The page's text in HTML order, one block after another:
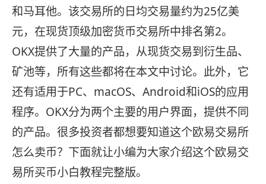
和马耳他。该交易所的日均交易量约为25亿美
元，在现货顶级加密货币交易所中排名第2。
OKX提供了大量的产品，从现货交易到衍生品、
矿池等，所有这些都将在本文中讨论。此外，它
还有适用于PC、macOS、Android和iOS的应用
程序。OKX分为两个主要的用户界面，提供不同
的产品。很多投资者都想要知道这个欧易交易所
怎么卖币？下面就让小编为大家介绍这个欧易交
易所买币小白教程完整版。